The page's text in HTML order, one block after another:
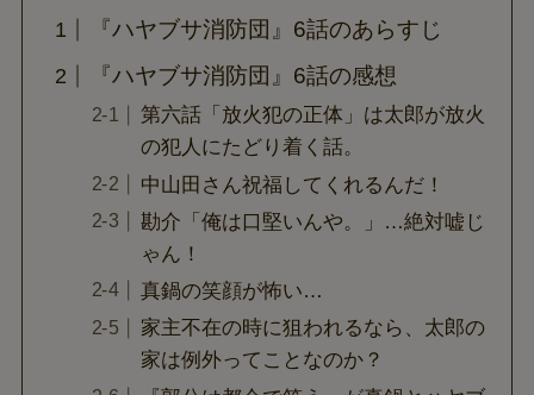
『ハヤブサ消防団』6話のあらすじ
『ハヤブサ消防団』6話の感想
第六話「放火犯の正体」は太郎が放火
の犯人にたどり着く話。
中山田さん祝福してくれるんだ！
勘介「俺は口堅いんや。」…絶対嘘じ
ゃん！
真鍋の笑顔が怖い…
家主不在の時に狙われるなら、太郎の
家は例外ってことなのか？